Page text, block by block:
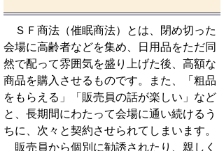
ＳＦ商法（催眠商法）とは、閉め切った
会場に高齢者などを集め、日用品をただ同
然で配って雰囲気を盛り上げた後、高額な
商品を購入させるものです。また、「粗品
をもらえる」「販売員の話が楽しい」など
と、長期間にわたって会場に通い続けるう
ちに、次々と契約させられてしまいます。
販売員から個別に勧誘されたり、親しく